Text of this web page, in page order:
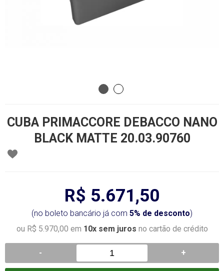
CUBA PRIMACCORE DEBACCO NANO
BLACK MATTE 20.03.90760
R$ 5.671,50
(no boleto bancário já com 5% de desconto)
ou R$ 5.970,00 em 10x sem juros no cartão de crédito
- +